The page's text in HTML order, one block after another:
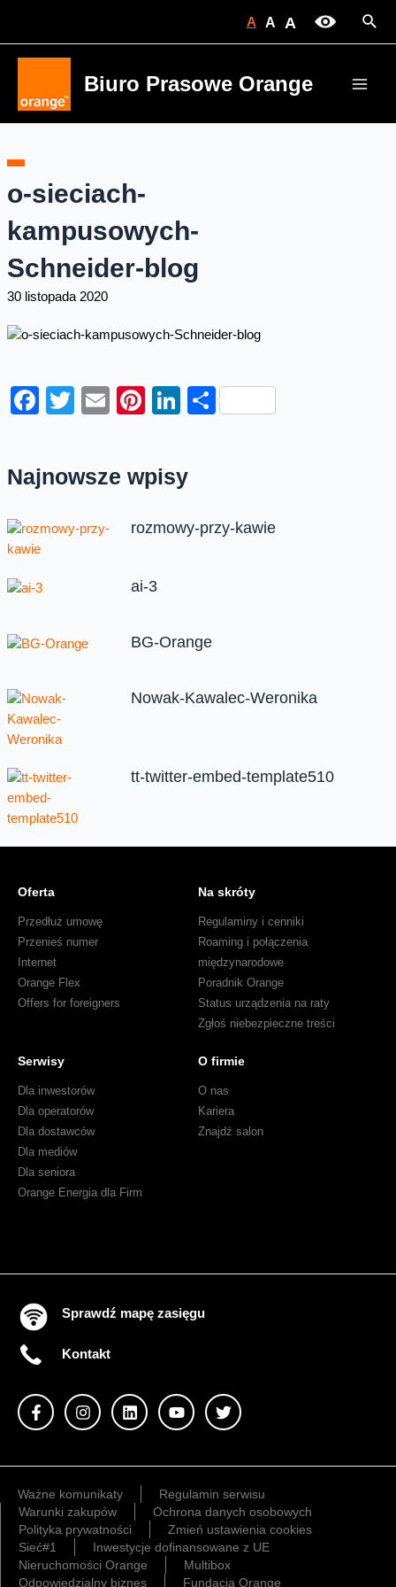
A A A
Biuro Prasowe Orange
o-sieciach-
kampusowych-
Schneider-blog
30 listopada 2020
Facebook
Twitter
EmailPinterest
LinkedIn
Share
Najnowsze wpisy
rozmowy-przy-kawie
ai-3
BG-Orange
Nowak-Kawalec-Weronika
tt-twitter-embed-template510
Oferta
Przedłuż umowę
Przenieś numer
Internet
Orange Flex
Offers for foreigners
Na skróty
Regulaminy i cenniki
Roaming i połączenia
międzynarodowe
Poradnik Orange
Status urządzenia na raty
Zgłoś niebezpieczne treści
Serwisy
Dla inwestorów
Dla operatorów
Dla dostawców
Dla mediów
Dla seniora
Orange Energia dla Firm
O firmie
O nas
Kariera
Znajdź salon
Sprawdź mapę zasięgu
Kontakt
Ważne komunikaty
Regulamin serwisu
Warunki zakupów
Ochrona danych osobowych
Polityka prywatności
Zmień ustawienia cookies
Sieć#1
Inwestycje dofinansowane z UE
Nieruchomości Orange
Multibox
Odpowiedzialny biznes
Fundacja Orange